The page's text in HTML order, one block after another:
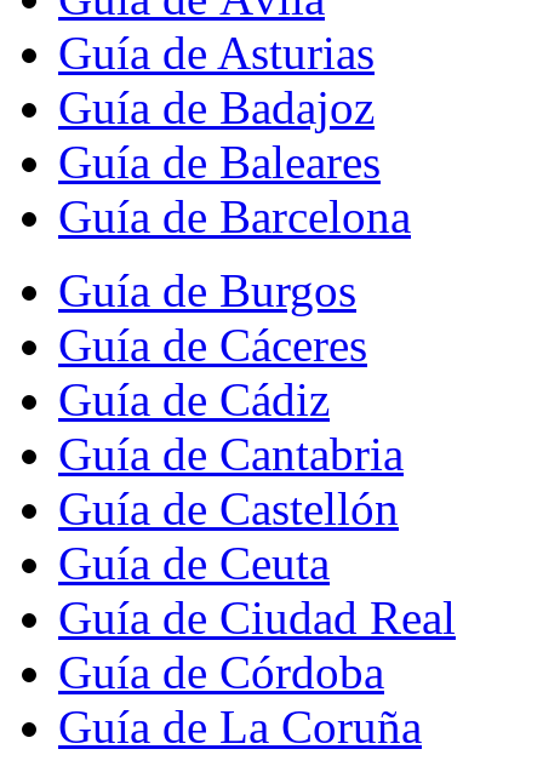
Guía de Asturias
Guía de Badajoz
Guía de Baleares
Guía de Barcelona
Guía de Burgos
Guía de Cáceres
Guía de Cádiz
Guía de Cantabria
Guía de Castellón
Guía de Ceuta
Guía de Ciudad Real
Guía de Córdoba
Guía de La Coruña